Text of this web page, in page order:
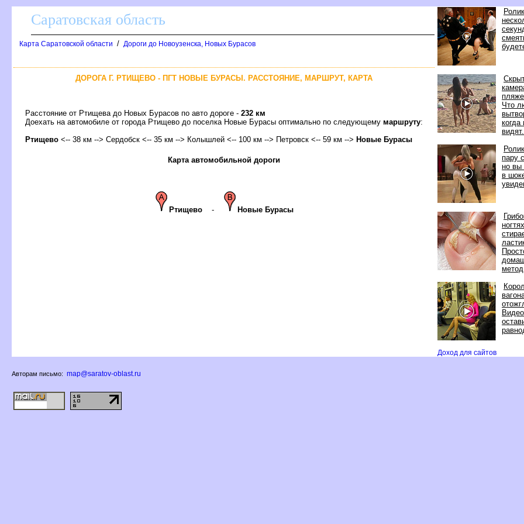
Что
когда
пару
но вы
ногтях
метод
идео
Доход для сайто
Саратовская область
Карта Саратовской области / Дороги до Новоузенска, Новых Бурасо
ДОРОГА Г. РТИЩЕВО - ПГТ НОВЫЕ БУРАСЫ. РАССТОЯНИЕ, МАРШРУТ, КАРТА
Расстояние от Ртищева до Новых Бурасов по авто дороге - 232 км
Доехать на автомобиле от города Ртищево до поселка Новые Бурасы оптимально по следующему маршруту:
Ртищево <-- 38 км --> Сердобск <-- 35 км --> Колышлей <-- 100 км --> Петровск <-- 59 км --> Новые Бурасы
Карта автомобильной дороги
Ртищево- Новые Бурасы
Авторам письмо: map@saratov-oblast.ru